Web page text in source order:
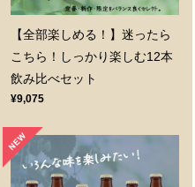
【全部楽しめる！】迷ったら
こちら！しっかり楽しむ12本
飲み比べセット
¥9,075